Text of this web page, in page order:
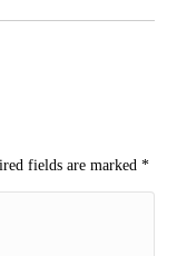
fields are marked *